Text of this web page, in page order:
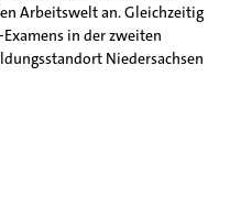
Arbeitswelt an. Gleichzeitig
in der zweiten
Niedersachsen